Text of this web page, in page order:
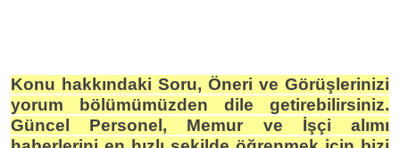
Konu hakkındaki Soru, Öneri ve Görüşlerinizi
yorum bölümümüzden dile getirebilirsiniz.
Güncel Personel, Memur ve İşçi alımı